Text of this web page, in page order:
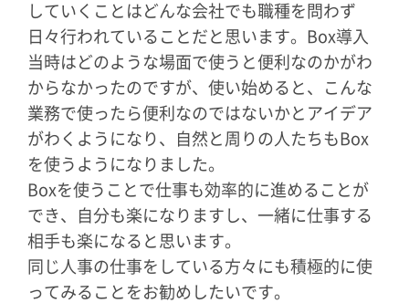
していくことはどんな会社でも職種を問わず
日々行われていることだと思います。Box導入
当時はどのような場面で使うと便利なのかがわ
からなかったのですが、使い始めると、こんな
業務で使ったら便利なのではないかとアイデア
がわくようになり、自然と周りの人たちもBox
を使うようになりました。
Boxを使うことで仕事も効率的に進めることが
でき、自分も楽になりますし、一緒に仕事する
相手も楽になると思います。
同じ人事の仕事をしている方々にも積極的に使
ってみることをお勧めしたいです。